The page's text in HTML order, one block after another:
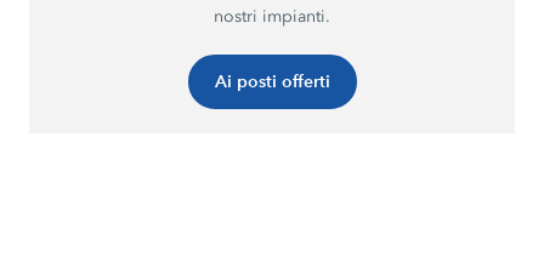
nostri impianti.
Ai posti offerti